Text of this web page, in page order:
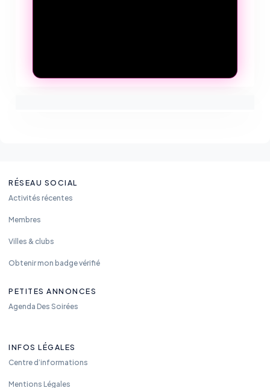
RÉSEAU SOCIAL
Activités récentes
Membres
Villes & clubs
Obtenir mon badge vérifié
PETITES ANNONCES
Agenda Des Soirées
INFOS LÉGALES
Centre d’informations
Mentions Légales